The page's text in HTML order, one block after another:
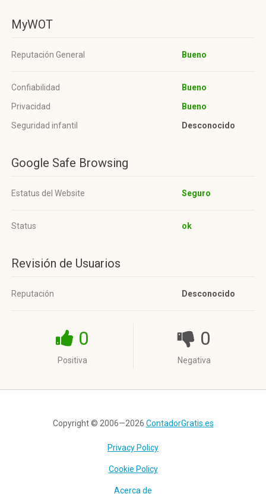
MyWOT
Reputación General Bueno
Confiabilidad
Bueno
Privacidad
Bueno
Seguridad infantil
Desconocido
Google Safe Browsing
Estatus del Website Seguro
Status ok
Revisión de Usuarios
Reputación Desconocido
0
Positiva
0
Negativa
Copyright © 2006—2026 ContadorGratis.es
Privacy Policy
Cookie Policy
Acerca de